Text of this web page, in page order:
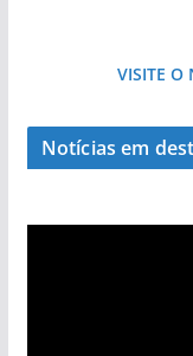
VISITE O
Notícias em
Tapas do mar
gastronómica